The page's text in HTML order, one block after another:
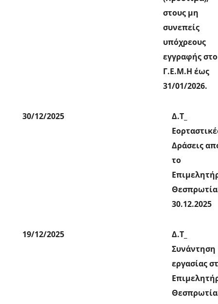
στους μη
συνεπείς
υπόχρεους
εγγραφής στο
Γ.Ε.Μ.Η έως
31/01/2026.
30/12/2025
Δ.Τ_
Δράσεις
το
30.12.2025
19/12/2025
Δ.Τ_
Συνάντηση
εργασίας